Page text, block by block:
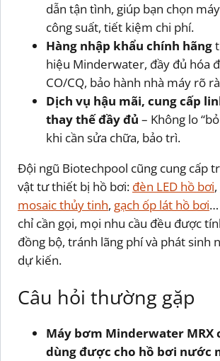
dẫn tận tình, giúp bạn chọn
công suất, tiết kiệm chi phí.
Hàng nhập khẩu chính hãng
hiệu Minderwater, đầy đủ hóa
CO/CQ, bảo hành nhà máy rõ
Dịch vụ hậu mãi, cung cấp
thay thế đầy đủ – Không lo
khi cần sửa chữa, bảo trì.
Đội ngũ Biotechpool cũng cung cấp
vật tư thiết bị hồ bơi: đèn LED hồ bơi,
mosaic thủy tinh, gạch ốp lát hồ bơi…
chỉ cần gọi, mọi nhu cầu đều được
đồng bộ, tránh lãng phí và phát sinh
dự kiến.
Câu hỏi thường gặp
Máy bơm Minderwater MRX
dùng được cho hồ bơi nước